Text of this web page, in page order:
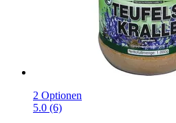
2 Optionen
5.0 (6)